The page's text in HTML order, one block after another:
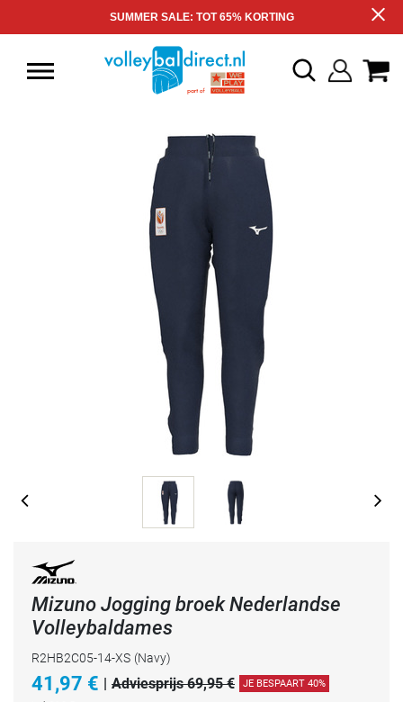
SUMMER SALE: TOT 65% KORTING
Mizuno Jogging broek Nederlandse
Volleybaldames
R2HB2C05-14-XS (Navy)
41,97 € | Adviesprijs 69,95 € JE BESPAART 40%